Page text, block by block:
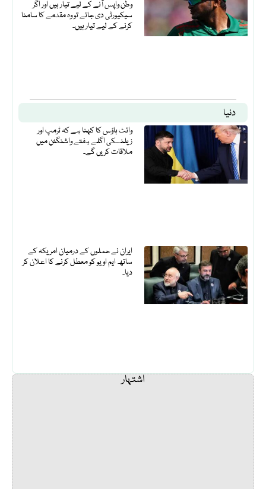
وطن واپس آنے کے لیے تیار ہیں اور اگر
سیکیورٹی دی جائے تو وہ مقدمے کا سامنا
کرنے کے لیے تیار ہیں۔
دنیا
وائٹ ہاؤس کا کہنا ہے کہ ٹرمپ اور
زیلنسکی اگلے ہفتے واشنگٹن میں
ملاقات کریں گے۔
ایران نے حملوں کے درمیان امریکہ کے
ساتھ ایم او یو کو معطل کرنے کا اعلان کر
دیا۔
اشتہار